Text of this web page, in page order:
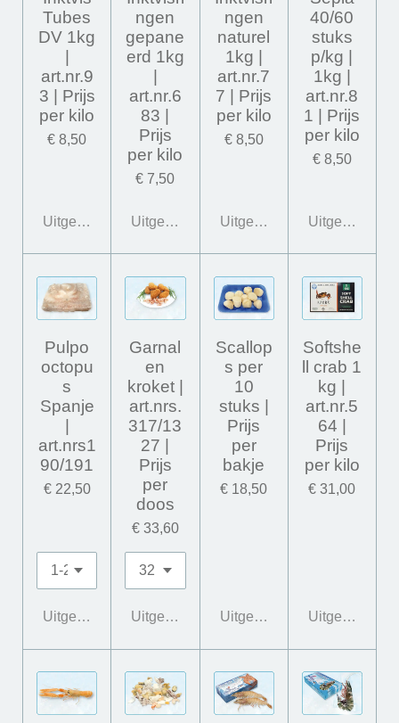
Tubes
DV 1kg
art.nr.9
3 | Prijs
per kilo
€ 8,50
Uitgeschakeld
ngen
gepane
erd 1kg
art.nr.6
83 |
Prijs
per kilo
€ 7,50
Uitgeschakeld
ngen
naturel
1kg |
art.nr.7
7 | Prijs
per kilo
€ 8,50
Uitgeschakeld
40/60
stuks
p/kg |
1kg |
art.nr.8
1 | Prijs
per kilo
€ 8,50
Uitgeschakeld
Pulpo
octopu
s
Spanje
|
art.nrs1
90/191
€ 22,50
Uitgeschakeld
Garnal
en
kroket |
art.nrs.
317/13
27 |
Prijs
per
doos
€ 33,60
Uitgeschakeld
Scallop
s per
10
stuks |
Prijs
per
bakje
€ 18,50
Uitgeschakeld
Softshe
ll crab 1
kg |
art.nr.5
64 |
Prijs
per kilo
€ 31,00
Uitgeschakeld